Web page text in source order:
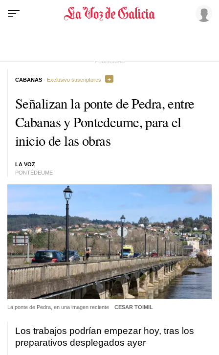
Señalizan la ponte de Pedra, entre
Cabanas y Pontedeume, para el
inicio de las obras
LA VOZ
PONTEDEUME
CABANAS · Exclusivo suscriptores
La ponte de Pedra, en una imagen reciente CESAR TOIMIL
Los trabajos podrían empezar hoy, tras los
preparativos desplegados ayer